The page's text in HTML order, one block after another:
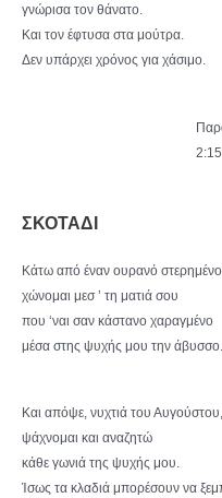
γνώρισα τον θάνατο.
Και τον έφτυσα στα μούτρα.
Δεν υπάρχει χρόνος για χάσιμο.
ΣΚΟΤΑΔΙ
Κάτω από έναν ουρανό
χώνομαι μεσ ’ τη ματιά σου
που ‘ναι σαν κάστανο χαραγμένο
μέσα στης ψυχής μου την άβυσσο.
Και απόψε, νυχτιά του Αυγούστου,
ψάχνομαι και αναζητώ
κάθε γωνιά της ψυχής μου.
Ίσως τα κλαδιά μπορέσουν να